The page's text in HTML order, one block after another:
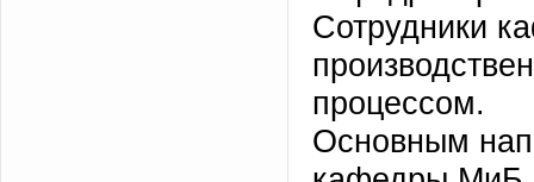
Сотрудники
процессом.
Основным